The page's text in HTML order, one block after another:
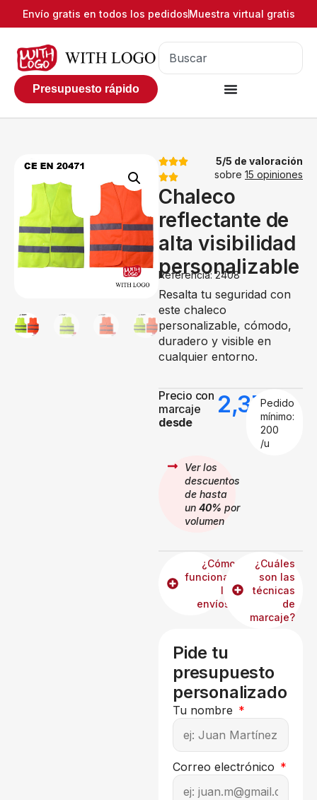
Envío gratis en todos los pedidosMuestra virtual gratis
Presupuesto rápido
5/5 de valoración
sobre 15 opiniones
Chaleco
reflectante de
alta visibilidad
personalizable
Referencia: 2408
Resalta tu seguridad con
este chaleco
personalizable, cómodo,
duradero y visible en
cualquier entorno.
Precio con
marcaje
desde
2,37€
Pedido
mínimo:
200
/u
Ver los
descuentos
de hasta
un 40% por
volumen
¿Cómo
funcionan
los
envíos?
¿Cuáles
son las
técnicas
de
marcaje?
Pide tu
presupuesto
personalizado
Tu nombre
Correo electrónico